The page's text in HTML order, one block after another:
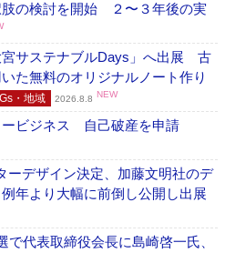
肢の検討を開始 ２〜３年後の実
サステナブルDays」へ出展 古
た無料のオリジナルノート作り
・地域 2026.8.8 NEW
ビジネス 自己破産を申請
デザイン決定、加藤文明社のデ
年より大幅に前倒し公開し出展
代表取締役会長に島崎啓一氏、